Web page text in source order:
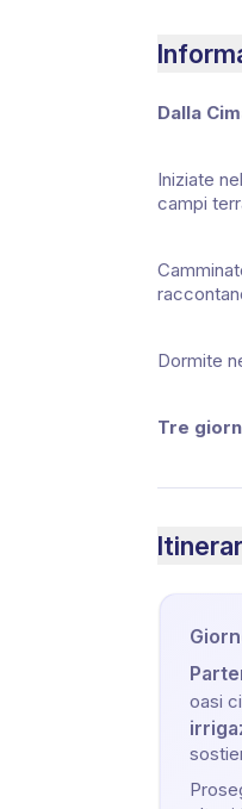
Dalla
Iniziate
campi
Dormite
Tre
oasi